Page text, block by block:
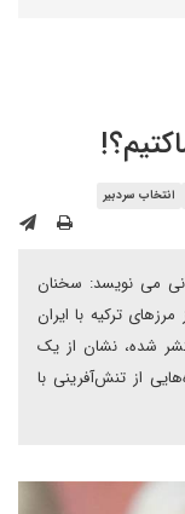
انتخاب سردبیر
می نویسد: سخنان
ترکیه با ایران
منتشر شده، نشان از یک
از تنش‌آفرینی با